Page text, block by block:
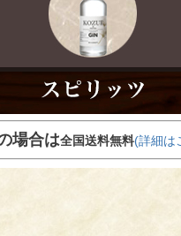
場合は全国送料無料(詳細は